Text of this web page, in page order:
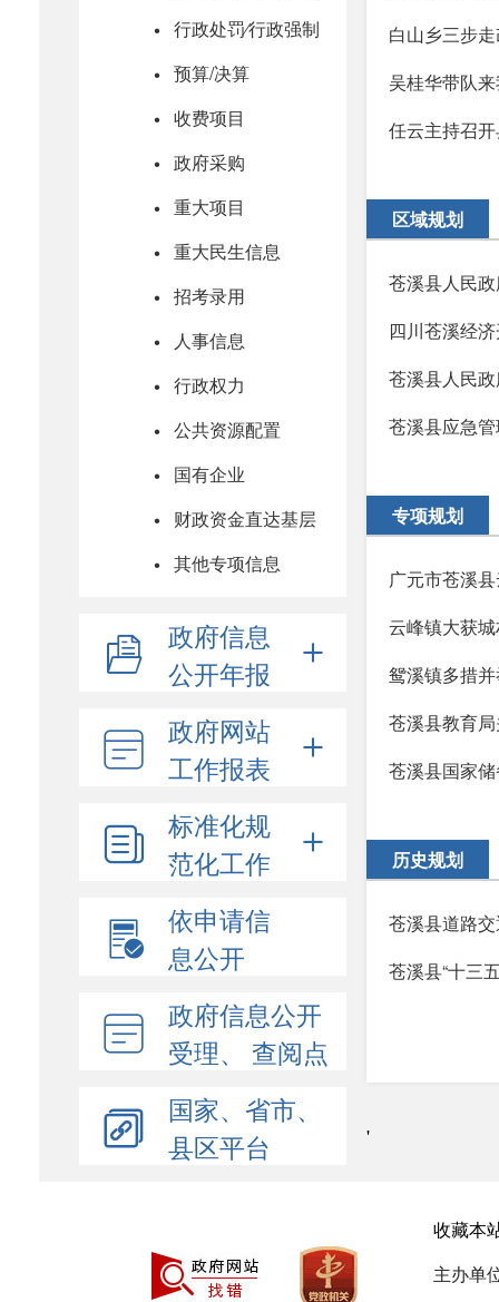
行政处罚⁄行政强制
预算/决算
收费项目
政府采购
重大项目
重大民生信息
招考录用
人事信息
行政权力
公共资源配置
国有企业
财政资金直达基层
其他专项信息
政府信息
公开年报
政府网站
工作报表
标准化规
范化工作
依申请信
息公开
政府信息公开
受理、 查阅点
国家、省市、
县区平台
白山乡三步
吴桂华带队
任云主持召
区域规划
苍溪县人民
四川苍溪经
苍溪县人民
苍溪县应急
专项规划
广元市苍溪
云峰镇大获
鸳溪镇多措
苍溪县教育
苍溪县国家
历史规划
苍溪县道路交
苍溪县“十三
'
收藏本
主办单